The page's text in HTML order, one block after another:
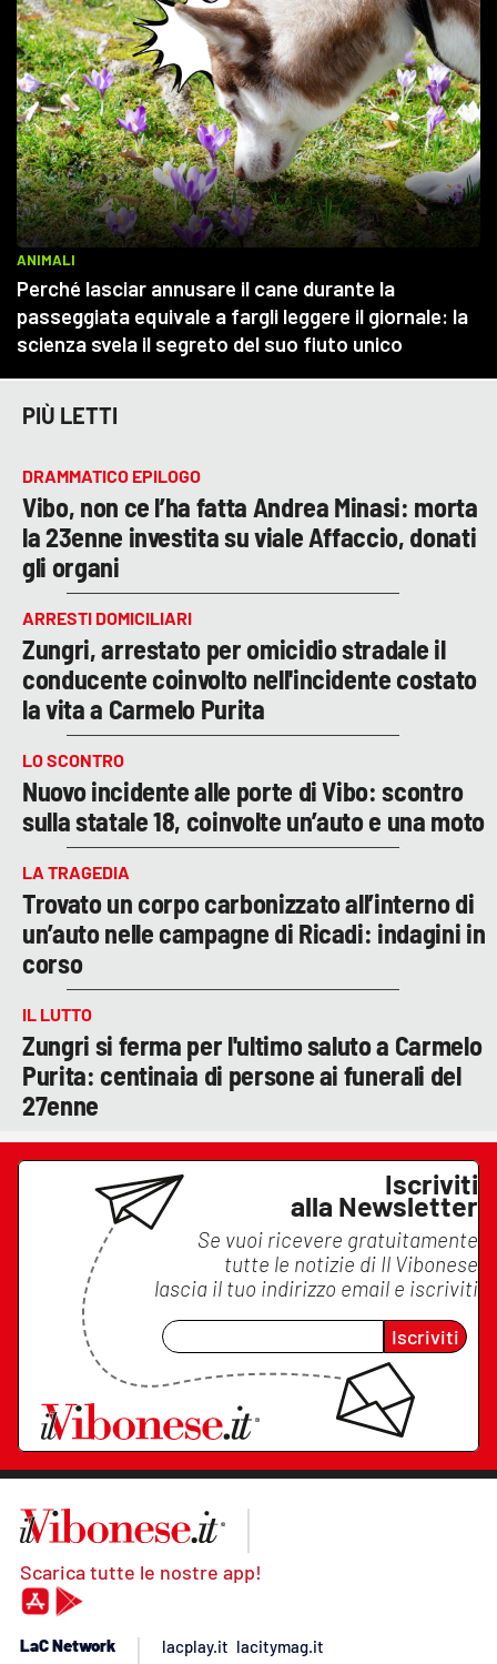
PIÙ LETTI
DRAMMATICO EPILOGO
Vibo, non ce l’ha fatta Andrea Minasi: morta
la 23enne investita su viale Affaccio, donati
gli organi
ARRESTI DOMICILIARI
Zungri, arrestato per omicidio stradale il
conducente coinvolto nell'incidente costato
la vita a Carmelo Purita
LO SCONTRO
Nuovo incidente alle porte di Vibo: scontro
sulla statale 18, coinvolte un’auto e una moto
LA TRAGEDIA
Trovato un corpo carbonizzato all’interno di
un’auto nelle campagne di Ricadi: indagini in
corso
IL LUTTO
Zungri si ferma per l'ultimo saluto a Carmelo
Purita: centinaia di persone ai funerali del
27enne
Iscriviti
alla Newsletter
Se vuoi ricevere gratuitamente
tutte le notizie di Il Vibonese
lascia il tuo indirizzo email e iscriviti
Iscriviti
Scarica tutte le nostre app!
LaC Network
lacplay.it lacitymag.it